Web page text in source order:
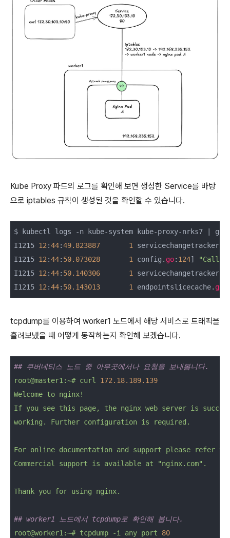
Kube Proxy 파드의 로그를 확인해 보면 생성한 Service를 바탕
으로 iptables 규칙이 생성된 것을 확인할 수 있습니다.
$ kubectl logs -n kube-system kube-proxy-nrks7 |
I1215 12 :44:49.823887 1 servicechangetracker.
I1215 12 :44: 50.073028 1 config. go: 124]
I1215 12 :44: 50.140306 1 servicechangetracker.
I1215 12 :44: 50.143013 1 endpointslicecache. go
tcpdump를 이용하여 worker1 노드에서 해당 서비스로 트래픽을
흘려보냈을 때 어떻게 동작하는지 확인해 보겠습니다.
## 쿠버네티스 노드 중 아무곳에서나 요청을 보내봅니다.
root@master1:~# curl 172.18.189.139
Welcome to nginx!
If you see this page, the nginx web server is
working.
Further configuration is required.
For online documentation and support please refer
Commercial
support is available at "nginx.com" .
Thank you for using nginx.
## worker1 노드에서 tcpdump로 확인해 봅니다.
root@worker1:~# tcpdump -i any port
80